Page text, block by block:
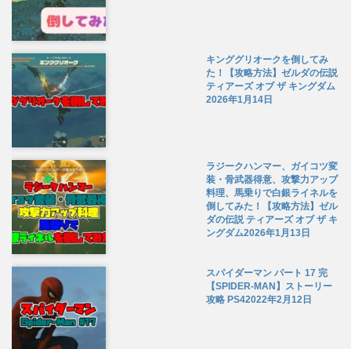
キンググリオークを倒してみ
た！【攻略方法】ゼルダの伝説
ティアーズ オブ ザ キングダム
2026年1月14日
ラジークハンマー、ガイコツ変
装・骨武器得意、攻撃力アップ
料理、馬乗りで白銀ライネルを
倒してみた！【攻略方法】ゼル
ダの伝説 ティアーズ オブ ザ キ
ングダム2026年1月13日
スパイダーマン パート 17 完
【SPIDER-MAN】ストーリー
攻略 PS42022年2月12日